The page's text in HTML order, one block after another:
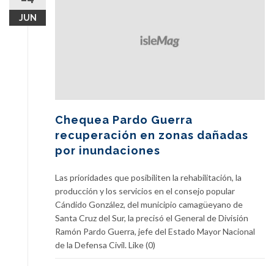
JUN
Chequea Pardo Guerra
recuperación en zonas dañadas
por inundaciones
Las prioridades que posibiliten la rehabilitación, la
producción y los servicios en el consejo popular
Cándido González, del municipio camagüeyano de
Santa Cruz del Sur, la precisó el General de División
Ramón Pardo Guerra, jefe del Estado Mayor Nacional
de la Defensa Civil. Like (0)